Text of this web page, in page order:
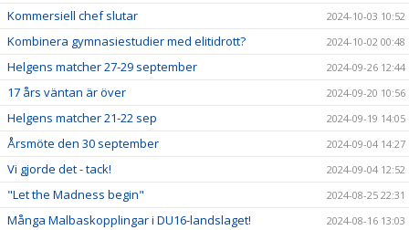
Kommersiell chef slutar 2024-10-03 10:52
Kombinera gymnasiestudier med elitidrott? 2024-10-02 00:48
Helgens matcher 27-29 september 2024-09-26 12:44
17 års väntan är över 2024-09-20 10:56
Helgens matcher 21-22 sep 2024-09-19 14:05
Årsmöte den 30 september 2024-09-04 14:27
Vi gjorde det - tack! 2024-09-04 12:52
"Let the Madness begin" 2024-08-25 22:31
Många Malbaskopplingar i DU16-landslaget! 2024-08-16 13:03